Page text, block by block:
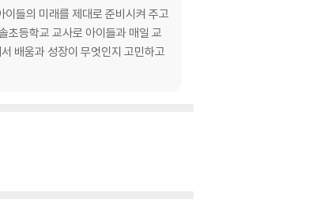
들의 미래를 제대로 준비시켜 주고
초등학교 교사로 아이들과 매일 교
배움과 성장이 무엇인지 고민하고